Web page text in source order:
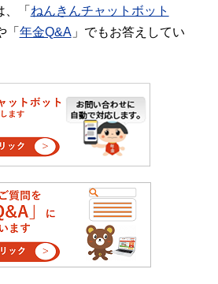
「 ねんきんチャットボット
「 年金Q&A」でもお答えしてい